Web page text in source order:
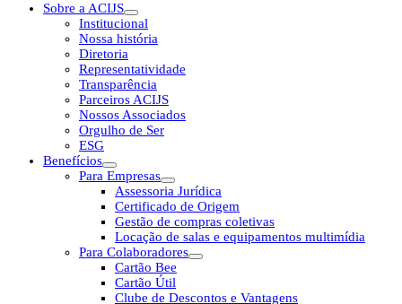
Sobre a ACIJS
Institucional
Nossa história
Diretoria
Representatividade
Transparência
Parceiros ACIJS
Nossos Associados
Orgulho de Ser
ESG
Benefícios
Para Empresas
Assessoria Jurídica
Certificado de Origem
Gestão de compras coletivas
Locação de salas e equipamentos multimídia
Para Colaboradores
Cartão Bee
Cartão Útil
Clube de Descontos e Vantagens